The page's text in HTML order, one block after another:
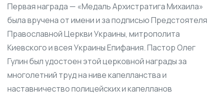
Первая награда — «Медаль Архистратига Михаила»
была вручена от имени и за подписью Предстоятеля
Православной Церкви Украины, митрополита
Киевского и всея Украины Епифания. Пастор Олег
Гулин был удостоен этой церковной награды за
многолетний труд на ниве капелланства и
наставничество полицейских и капелланов